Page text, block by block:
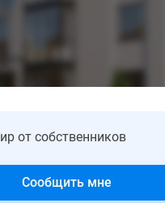
от собственников
Сообщить мне